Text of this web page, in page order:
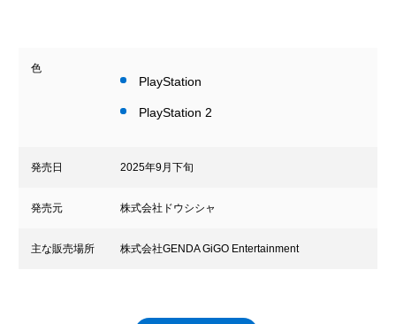
色
PlayStation
PlayStation 2
発売日 2025年9月下旬
発売元 株式会社ドウシシャ
主な販売場所 株式会社GENDA GiGO Entertainment